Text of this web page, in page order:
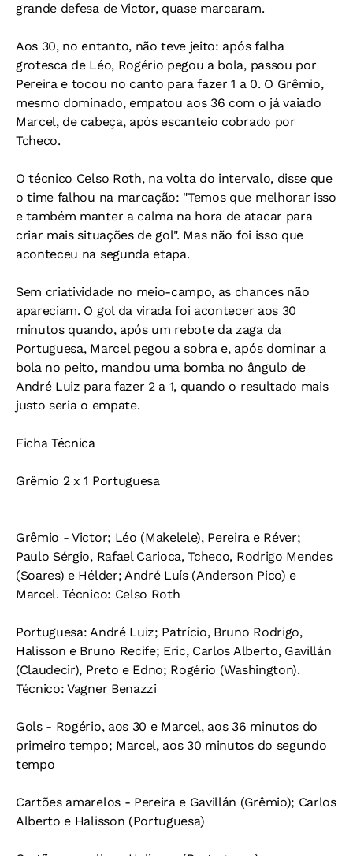
grande defesa de Victor, quase marcaram.
Aos 30, no entanto, não teve jeito: após falha
grotesca de Léo, Rogério pegou a bola, passou por
Pereira e tocou no canto para fazer 1 a 0. O Grêmio,
mesmo dominado, empatou aos 36 com o já vaiado
Marcel, de cabeça, após escanteio cobrado por
Tcheco.
O técnico Celso Roth, na volta do intervalo, disse que
o time falhou na marcação: "Temos que melhorar isso
e também manter a calma na hora de atacar para
criar mais situações de gol". Mas não foi isso que
aconteceu na segunda etapa.
Sem criatividade no meio-campo, as chances não
apareciam. O gol da virada foi acontecer aos 30
minutos quando, após um rebote da zaga da
Portuguesa, Marcel pegou a sobra e, após dominar a
bola no peito, mandou uma bomba no ângulo de
André Luiz para fazer 2 a 1, quando o resultado mais
justo seria o empate.
Ficha Técnica
Grêmio 2 x 1 Portuguesa
Grêmio - Victor; Léo (Makelele), Pereira e Réver;
Paulo Sérgio, Rafael Carioca, Tcheco, Rodrigo Mendes
(Soares) e Hélder; André Luís (Anderson Pico) e
Marcel. Técnico: Celso Roth
Portuguesa: André Luiz; Patrício, Bruno Rodrigo,
Halisson e Bruno Recife; Eric, Carlos Alberto, Gavillán
(Claudecir), Preto e Edno; Rogério (Washington).
Técnico: Vagner Benazzi
Gols - Rogério, aos 30 e Marcel, aos 36 minutos do
primeiro tempo; Marcel, aos 30 minutos do segundo
tempo
Cartões amarelos - Pereira e Gavillán (Grêmio); Carlos
Alberto e Halisson (Portuguesa)